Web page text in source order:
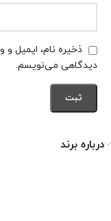
ذخیره نام، ایمیل و
دیدگاهی می‌نویسم.
درباره برند